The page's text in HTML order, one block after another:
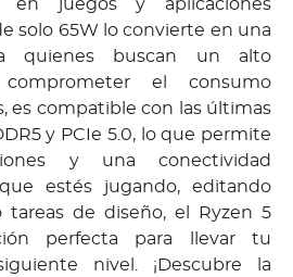
en juegos y aplicaciones
solo 65W lo convierte en una
quienes buscan un alto
el consumo
es compatible con las últimas
y PCIe 5.0, lo que permite
y una conectividad
estés jugando, editando
tareas de diseño, el Ryzen 5
perfecta para llevar tu
nivel. ¡Descubre la